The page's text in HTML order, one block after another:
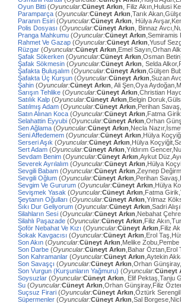
Oyun Bitti (Oyuncular:Cüneyt Arkın , Filiz Akın,Hulusi
Paramparça (Oyuncular:Cüneyt Arkın ,Tarık
Paranın Esiri (Oyuncular:Cüneyt Arkın , Hülya
Polis Dosyası (Oyuncular:Cüneyt Arkın , Binnaz
Pranga Mahkumu (Oyuncular:Cüneyt Arkın
Rahmet Ve Gazap (Oyuncular:Cüneyt Arkın ,Yusuf
Rüzgar (Oyuncular:Cüneyt Arkın ,Emel Sayın,Orhan
Şafak Sökerken (Oyuncular:Cüneyt Arkın ,Osman
Şafak Sökmesin (Oyuncular:Cüneyt Arkın , Selda
Şafakta Buluşalım (Oyuncular:Cüneyt Arkın ,Gülşen
Şafakta Üç Kurşun (Oyuncular:Cüneyt Arkın ,Suzan
Şahin (Oyuncular:Cüneyt Arkın , Ali Şen,Oya
Sarışın Tehlike (Oyuncular:Cüneyt Arkın ,Christian
Satılık Kalp (Oyuncular:Cüneyt Arkın ,Belgin
Satılmış Adam (Oyuncular:Cüneyt Arkın ,Perihan
Satın Alınan Koca (Oyuncular:Cüneyt Arkın ,Fatma
Selahattin Eyyubi (Oyuncular:Cüneyt Arkın ,Orhan
Sen Ağlama (Oyuncular:Cüneyt Arkın ,Necla
Seni Affedemem (Oyuncular:Cüneyt Arkın ,Hülya
Serseri Aşık (Oyuncular:Cüneyt Arkın ,Hülya
Sert Adam (Oyuncular:Cüneyt Arkın ,Yıldırım
Sevdam Benim (Oyuncular:Cüneyt Arkın ,Aykut
Severek Ayrılalım (Oyuncular:Cüneyt Arkın ,Hülya
Sevgili Babam (Oyuncular:Cüneyt Arkın ,Zeynep
Sevgili Oğlum (Oyuncular:Cüneyt Arkın ,Perihan
Sevgim Ve Gururum (Oyuncular:Cüneyt Arkın ,Hülya
Sevişmek Yasak (Oyuncular:Cüneyt Arkın ,Fatma
Şeytanın Oğulları (Oyuncular:Cüneyt Arkın ,Yılmaz
Sıkı Dur Geliyorum (Oyuncular:Cüneyt Arkın ,Sadri
Silahların Sesi (Oyuncular:Cüneyt Arkın ,Nebahat
Silahlı Paşazade (Oyuncular:Cüneyt Arkın ,Filiz
Şoför Nebahat Ve Kızı (Oyuncular:Cüneyt Arkın ,Filiz
Sokak Kavgacısı (Oyuncular:Cüneyt Arkın ,Erol
Son Akın (Oyuncular:Cüneyt Arkın ,Melike
Son Darbe (Oyuncular:Cüneyt Arkın ,Bahar Öztan,Erol
Son Kahramanlar (Oyuncular:Cüneyt Arkın ,Aytekin
Son Savaşçı (Oyuncular:Cüneyt Arkın ,Orhan
Son Vurgun (Kurşunların Yağmuru) (Oyuncular:Cüneyt
Soysuzlar (Oyuncular:Cüneyt Arkın , Elif Pektaş,Tanju
Su (Oyuncular:Cüneyt Arkın ,Orhan Günşiray,Filiz
Suçsuz Firari (Oyuncular:Cüneyt Arkın ,Öztürk
Süpermenler (Oyuncular:Cüneyt Arkın ,Sal